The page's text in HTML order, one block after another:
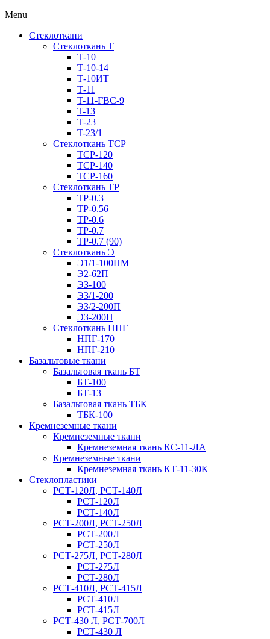
Menu
Стеклоткани
Стеклоткань Т
Т-10
Т-10-14
Т-10ИТ
Т-11
T-11-ГВС-9
T-13
Т-23
T-23/1
Стеклоткань ТСР
ТСР-120
ТСР-140
ТСР-160
Стеклоткань ТР
ТР-0.3
ТР-0.56
ТР-0.6
ТР-0.7
ТР-0.7 (90)
Стеклоткань Э
Э1/1-100ПМ
Э2-62П
ЭЗ-100
Э3/1-200
ЭЗ/2-200П
ЭЗ-200П
Стеклоткань НПГ
НПГ-170
НПГ-210
Базальтовые ткани
Базальтовая ткань БТ
БТ-100
БТ-13
Базальтовая ткань ТБК
ТБК-100
Кремнеземные ткани
Кремнеземные ткани
Кремнеземная ткань КС-11-ЛА
Кремнеземные ткани
Кремнеземная ткань КТ-11-30К
Стеклопластики
РСТ-120Л, РСТ-140Л
РСТ-120Л
РСТ-140Л
РСТ-200Л, РСТ-250Л
РСТ-200Л
РСТ-250Л
РСТ-275Л, РСТ-280Л
РСТ-275Л
РСТ-280Л
РСТ-410Л, РСТ-415Л
РСТ-410Л
РСТ-415Л
РСТ-430 Л, РСТ-700Л
РСТ-430 Л